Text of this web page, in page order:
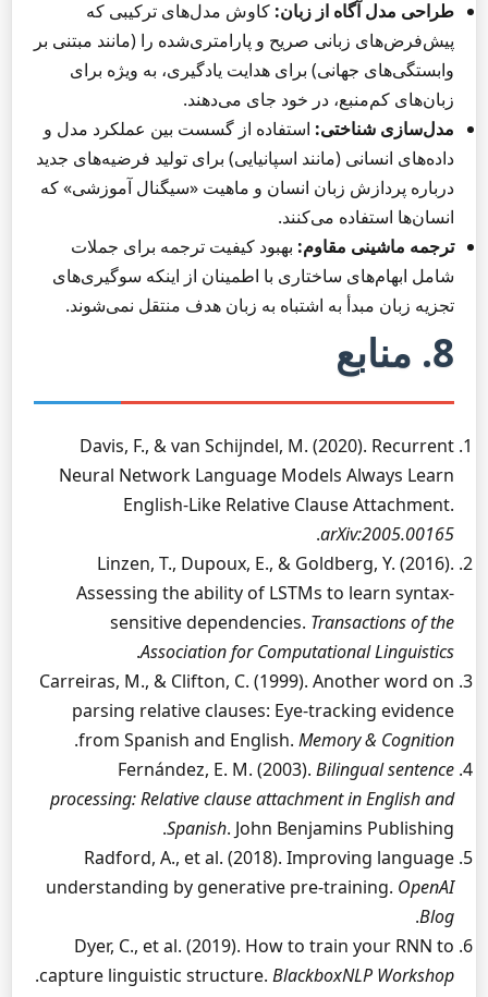
طراحی مدل آگاه از زبان: کاوش مدل‌های ترکیبی که
پیش‌فرض‌های زبانی صریح و پارامتری‌شده را (مانند مبتنی بر
وابستگی‌های جهانی) برای هدایت یادگیری، به ویژه برای
زبان‌های کم‌منبع، در خود جای می‌دهند.
مدل‌سازی شناختی: استفاده از گسست بین عملکرد مدل و
داده‌های انسانی (مانند اسپانیایی) برای تولید فرضیه‌های جدید
درباره پردازش زبان انسان و ماهیت «سیگنال آموزشی» که
انسان‌ها استفاده می‌کنند.
ترجمه ماشینی مقاوم: بهبود کیفیت ترجمه برای جملات
شامل ابهام‌های ساختاری با اطمینان از اینکه سوگیری‌های
تجزیه زبان مبدأ به اشتباه به زبان هدف منتقل نمی‌شوند.
8. منابع
Davis, F., & van Schijndel, M. (2020). Recurrent
Neural Network Language Models Always Learn
English-Like Relative Clause Attachment.
arXiv:2005.00165
.
Linzen, T., Dupoux, E., & Goldberg, Y. (2016).
Assessing the ability of LSTMs to learn syntax-
sensitive dependencies. Transactions of the
Association for Computational Linguistics
.
Carreiras, M., & Clifton, C. (1999). Another word on
parsing relative clauses: Eye-tracking evidence
from Spanish and English. Memory & Cognition
.
Fernández, E. M. (2003). Bilingual sentence
processing: Relative clause attachment in English and
Spanish. John Benjamins Publishing.
Radford, A., et al. (2018). Improving language
understanding by generative pre-training. OpenAI
Blog
.
Dyer, C., et al. (2019). How to train your RNN to
capture linguistic structure. BlackboxNLP Workshop
.